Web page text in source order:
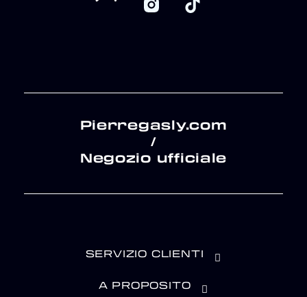
Pierregasly.com
/
Negozio ufficiale
SERVIZIO CLIENTI
A PROPOSITO